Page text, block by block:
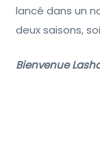
lancé dans un
deux saisons,
Bienvenue